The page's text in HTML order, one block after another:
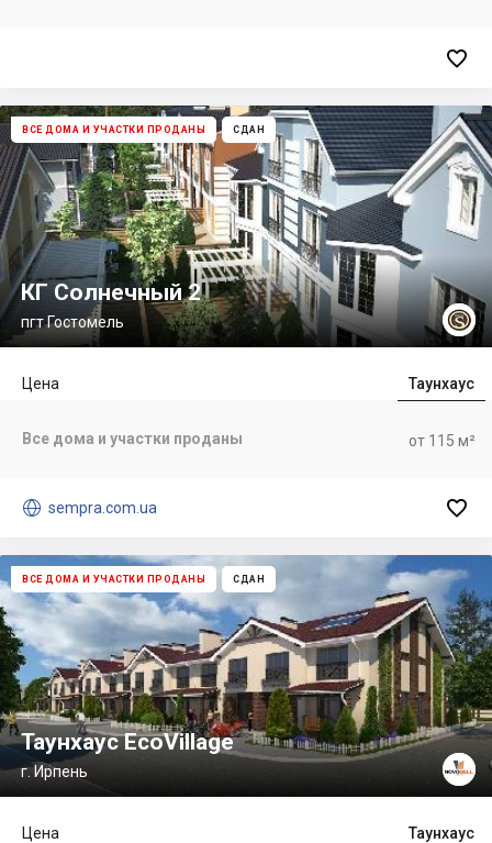

ВСЕ ДОМА И УЧАСТКИ ПРОДАНЫ СДАН
КГ Солнечный 2
пгт Гостомель
Таунхаус
Цена
от 115 м²
Все дома и участки проданы
 sempra.com.ua 
ВСЕ ДОМА И УЧАСТКИ ПРОДАНЫ СДАН
Таунхаус EcoVillage
г. Ирпень
Таунхаус
Цена